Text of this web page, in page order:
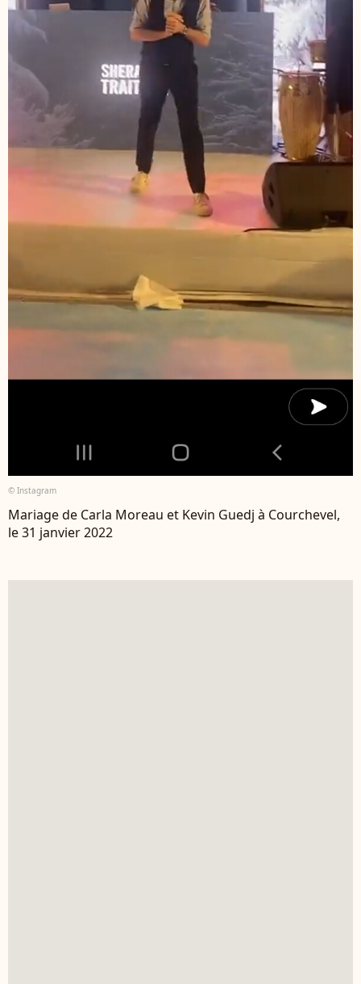
© Instagram
Mariage de Carla Moreau et Kevin Guedj à Courchevel,
le 31 janvier 2022